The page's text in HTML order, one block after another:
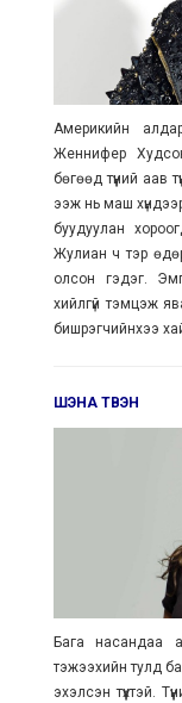
Америкийн
Женнифер
бөгөөд түүний аав
ээж нь маш
буудуулан
Жулиан ч тэр
олсон гэдэг.
хийлгүй тэмцэж
бишрэгчийнхээ
ШЭНА ТВЭН
Бага насандаа
тэжээхийн тулд
эхэлсэн түүхтэй.